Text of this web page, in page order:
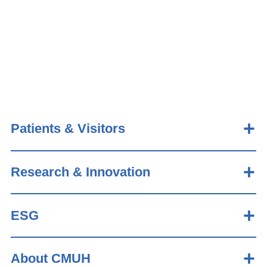
Patients & Visitors
Research & Innovation
ESG
About CMUH